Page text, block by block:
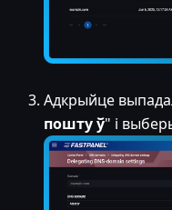
Адкрыйце
пошту ў" і